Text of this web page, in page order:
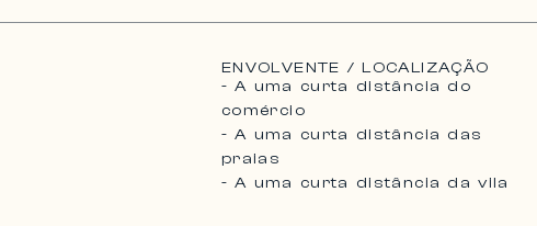
ENVOLVENTE / LOCALIZAÇÃO
- A uma curta distância do
comércio
- A uma curta distância das
praias
- A uma curta distância da vila